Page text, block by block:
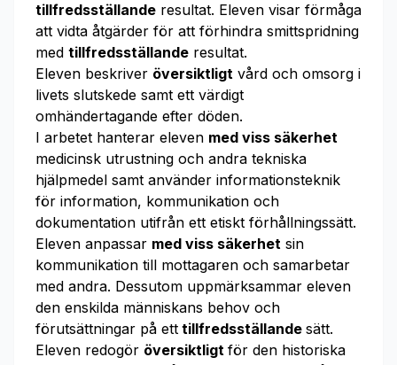
tillfredsställande resultat. Eleven visar förmåga
att vidta åtgärder för att förhindra smittspridning
med tillfredsställande resultat.
Eleven beskriver översiktligt vård och omsorg i
livets slutskede samt ett värdigt
omhändertagande efter döden.
I arbetet hanterar eleven med viss säkerhet
medicinsk utrustning och andra tekniska
hjälpmedel samt använder informationsteknik
för information, kommunikation och
dokumentation utifrån ett etiskt förhållningssätt.
Eleven anpassar med viss säkerhet sin
kommunikation till mottagaren och samarbetar
med andra. Dessutom uppmärksammar eleven
den enskilda människans behov och
förutsättningar på ett tillfredsställande sätt.
Eleven redogör översiktligt för den historiska